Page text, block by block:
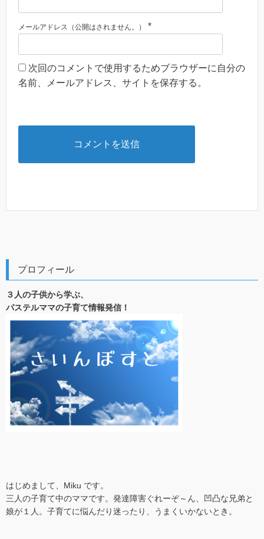
メールアドレス（公開はされません。） *
次回のコメントで使用するためブラウザーに自分の
名前、メールアドレス、サイトを保存する。
プロフィール
３人の子供から学ぶ、
パステルママの子育て情報発信！
はじめまして、Miku です。
三人の子育て中のママです。発達障害ぐれーぞ～ん、凹凸な兄弟と
娘が１人。子育てに悩んだり迷ったり、うまくいかないとき。